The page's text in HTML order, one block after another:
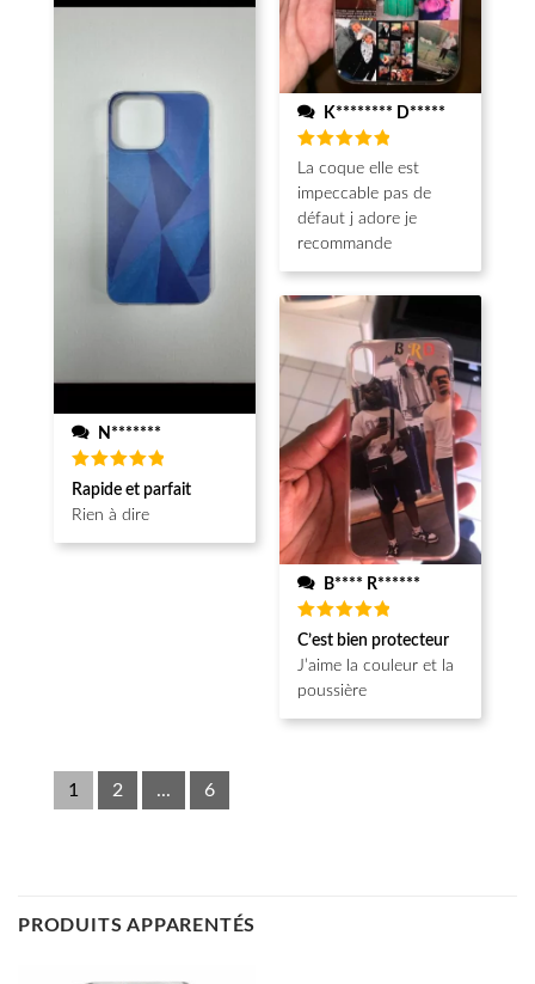
N*******
Note5
sur 5
Rapide et parfait
Rien à dire
K******** D*****
Note5
sur 5
La coque elle est
impeccable pas de
défaut j adore je
recommande
B**** R******
Note5
sur 5
C’est bien protecteur
J’aime la couleur et la
poussière
1 2 ... 6
PRODUITS APPARENTÉS